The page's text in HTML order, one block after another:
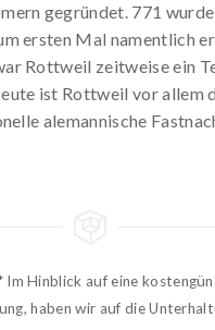
gegründet. 771 wurde
ersten Mal namentlich
Rottweil zeitweise ein
ist Rottweil vor allem
alemannische
Im Hinblick auf eine
haben wir auf die